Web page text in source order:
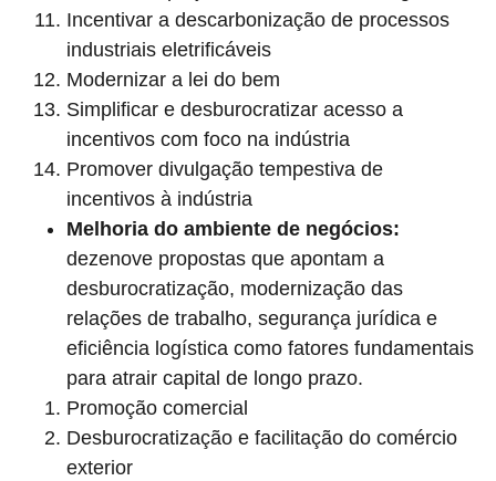
Incentivar a descarbonização de processos
industriais eletrificáveis
Modernizar a lei do bem
Simplificar e desburocratizar acesso a
incentivos com foco na indústria
Promover divulgação tempestiva de
incentivos à indústria
Melhoria do ambiente de negócios:
dezenove propostas que apontam a
desburocratização, modernização das
relações de trabalho, segurança jurídica e
eficiência logística como fatores fundamentais
para atrair capital de longo prazo.
Promoção comercial
Desburocratização e facilitação do comércio
exterior